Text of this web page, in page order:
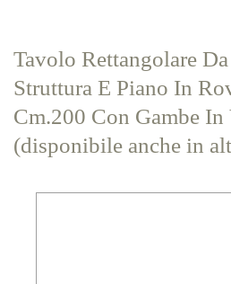
Tavolo Rettangolare
Struttura E Piano In
Cm.200 Con Gambe In
(disponibile anche in